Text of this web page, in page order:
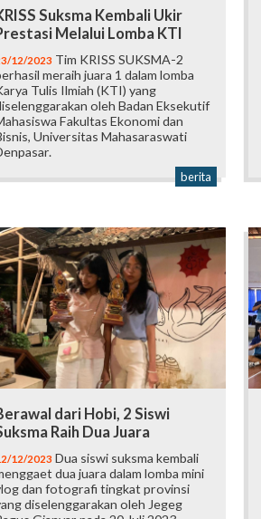
Suksma Kembali Ukir
Melalui Lomba KTI
12/2023 Tim KRISS SUKSMA-2
meraih juara 1 dalam lomba
Tulis Ilmiah (KTI) yang
oleh Badan Eksekutif
Fakultas Ekonomi dan
Universitas Mahasaraswati
berita
dari Hobi, 2 Siswi
Raih Dua Juara
12/2023 Dua siswi suksma kembali
dua juara dalam lomba mini
dan fotografi tingkat provinsi
diselenggarakan oleh Jegeg